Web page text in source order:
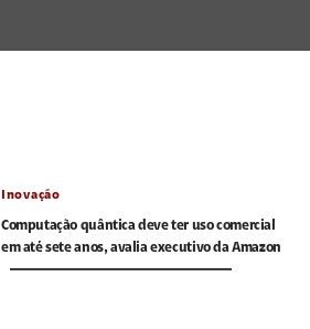
Inovação
Computação quântica deve ter uso comercial
em até sete anos, avalia executivo da Amazon